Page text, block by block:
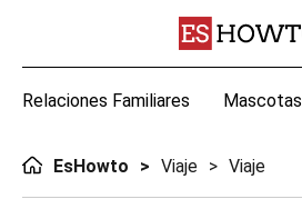
Relaciones Familiares Mascotas
EsHowto Viaje Viaje